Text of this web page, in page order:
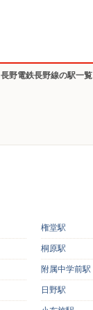
長野電鉄長野線の駅一覧
権堂駅
桐原駅
附属中学前駅
日野駅